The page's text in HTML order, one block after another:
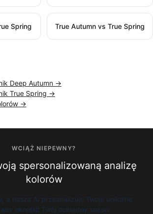
Spring True Autumn vs True Spring
Deep Autumn →
True Spring →
→
WCIĄŻ NIEPEWNY?
spersonalizowaną analizę
kolorów
a nasza AI przeanalizuje Twoje unikalne
określić Twój dokładny sezon.